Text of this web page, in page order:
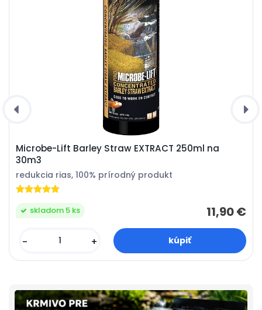
Microbe-Lift Barley Straw EXTRACT 250ml na
30m3
redukcia rias, 100% prírodný produkt
11,90 €
- +
skladom 5 ks